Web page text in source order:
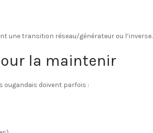
une transition réseau/générateur ou l’inverse.
la maintenir
ougandais doivent parfois :